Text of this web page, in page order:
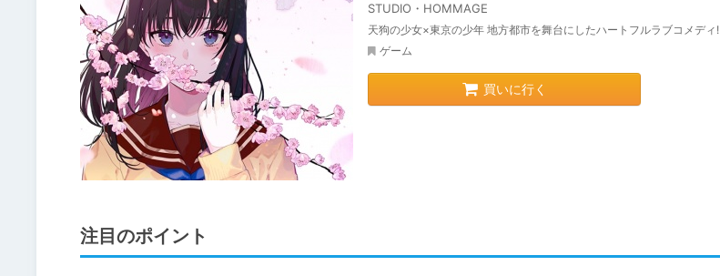
STUDIO・HOMMAGE
天狗の少女×東京の少年 地方都市を舞台にしたハートフルラブコメディ!
ゲーム
買いに行く
注目のポイント